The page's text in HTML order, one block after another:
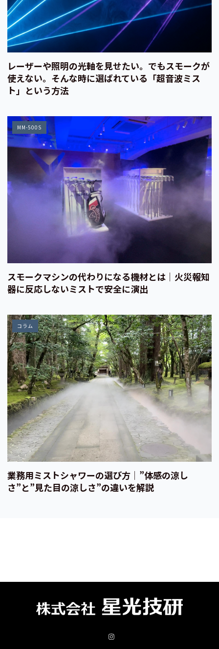
レーザーや照明の光軸を見せたい。でもスモークが
使えない。そんな時に選ばれている「超音波ミス
ト」という方法
MM-500S
スモークマシンの代わりになる機材とは｜火災報知
器に反応しないミストで安全に演出
コラム
業務用ミストシャワーの選び方｜”体感の涼し
さ”と”見た目の涼しさ”の違いを解説